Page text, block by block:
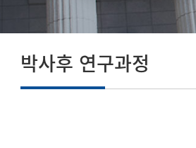
박사후 연구과정